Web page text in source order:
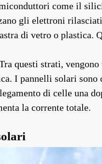
come il
gli elettroni
di vetro o
questi strati,
I pannelli solari
di celle una
la corrente totale.